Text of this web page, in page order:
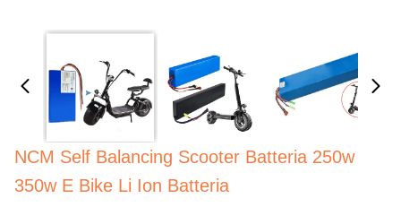
NCM Self Balancing Scooter Batteria 250w
350w E Bike Li Ion Batteria